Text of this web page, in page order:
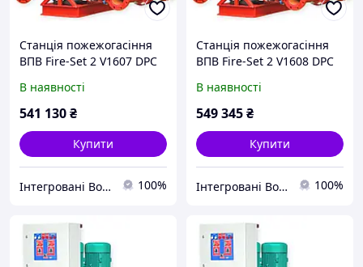
Станція пожежогасіння
ВПВ Fire-Set 2 V1607 DPC
В наявності
541 130₴
Купити
Інтегровані Водні Технології ТОВ 100%
Станція пожежогасіння
ВПВ Fire-Set 2 V1608 DPC
В наявності
549 345₴
Купити
Інтегровані Водні Технології ТОВ 100%